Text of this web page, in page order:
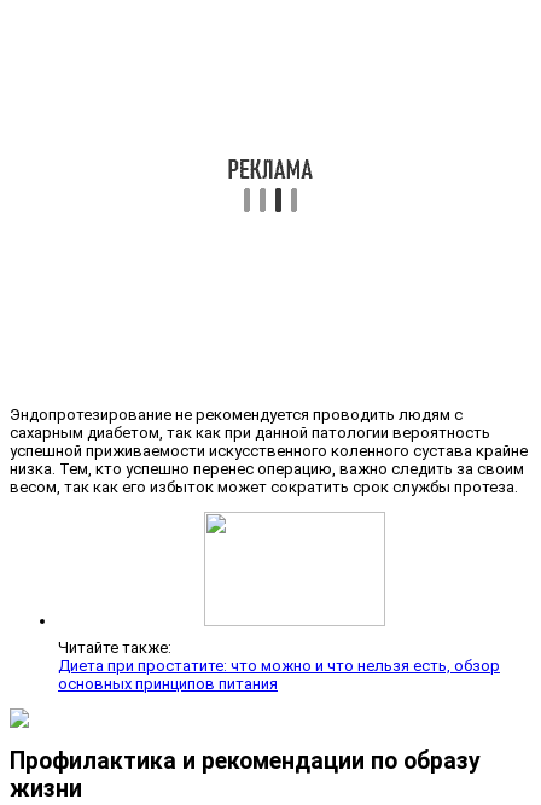
Эндопротезирование не рекомендуется проводить людям с
сахарным диабетом, так как при данной патологии вероятность
успешной приживаемости искусственного коленного сустава крайне
низка. Тем, кто успешно перенес операцию, важно следить за своим
весом, так как его избыток может сократить срок службы протеза.
Читайте также:
Диета при простатите: что можно и что нельзя есть, обзор
основных принципов питания
Профилактика и рекомендации по образу
жизни